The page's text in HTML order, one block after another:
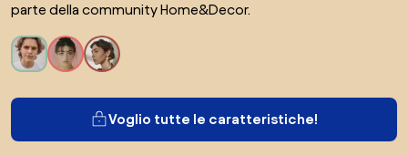
parte della community Home&Decor.
Voglio tutte le caratteristiche!